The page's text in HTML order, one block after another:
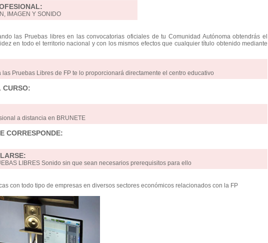
IMAGEN Y SONIDO
las Pruebas libres en las convocatorias oficiales de tu Comunidad Autónoma obtendrás el
en todo el territorio nacional y con los mismos efectos que cualquier título obtenido mediante
Pruebas Libres de FP te lo proporcionará directamente el centro educativo
CURSO:
a distancia en BRUNETE
CORRESPONDE:
LIBRES Sonido sin que sean necesarios prerequisitos para ello
con todo tipo de empresas en diversos sectores económicos relacionados con la FP